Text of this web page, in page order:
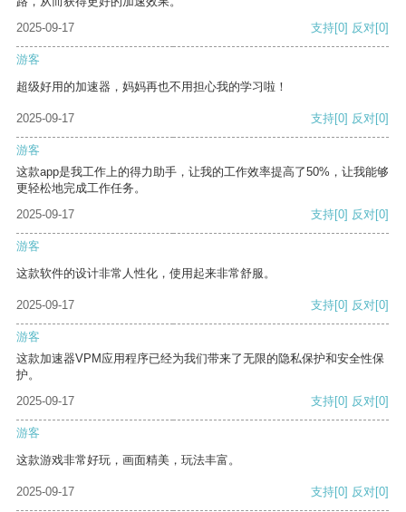
2025-09-17
支持[0] 反对[0]
游客
超级好用的加速器，妈妈再也不用担心我的学习啦！
2025-09-17 支持[0] 反对[0]
游客
这款app是我工作上的得力助手，让我的工作效率提高了50%，让我能够
更轻松地完成工作任务。
2025-09-17
支持[0] 反对[0]
游客
这款软件的设计非常人性化，使用起来非常舒服。
2025-09-17 支持[0] 反对[0]
游客
这款加速器VPM应用程序已经为我们带来了无限的隐私保护和安全性保
护。
2025-09-17
支持[0] 反对[0]
游客
这款游戏非常好玩，画面精美，玩法丰富。
2025-09-17 支持[0] 反对[0]